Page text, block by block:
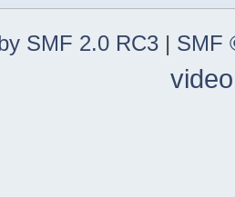
SMF 2.0 RC3 | SMF